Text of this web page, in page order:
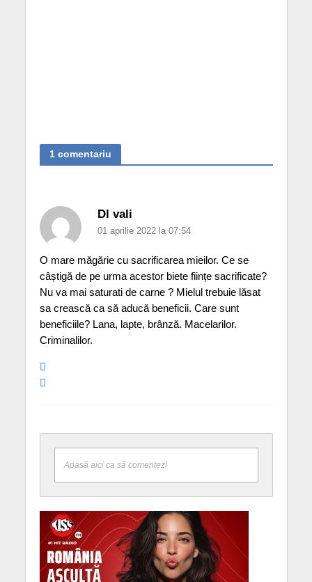
1 comentariu
Dl vali
01 aprilie 2022 la 07:54
O mare măgărie cu sacrificarea mieilor. Ce se
câștigă de pe urma acestor biete ființe sacrificate?
Nu va mai saturati de carne ? Mielul trebuie lăsat
sa crească ca să aducă beneficii. Care sunt
beneficiile? Lana, lapte, brânză. Macelarilor.
Criminalilor.
Apasă aici ca să comentezi